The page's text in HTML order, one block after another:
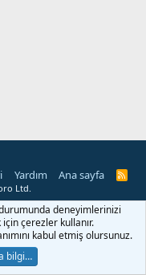
Yardım Ana sayfa
R
Ltd.
deneyimlerinizi
çerezler kullanır.
kabul etmiş olursunuz.
bilgi…